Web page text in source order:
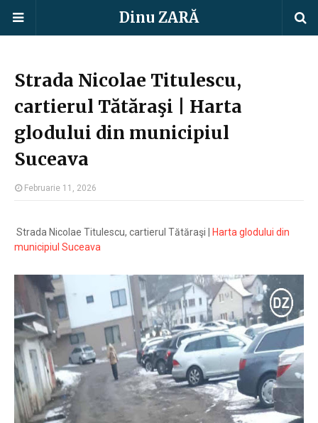
Dinu ZARĂ
Strada Nicolae Titulescu,
cartierul Tătăraşi | Harta
glodului din municipiul
Suceava
Februarie 11, 2026
Strada Nicolae Titulescu, cartierul Tătăraşi |
Harta glodului din
municipiul Suceava